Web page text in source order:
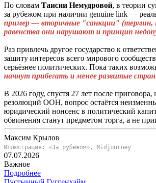
По словам Таисии Немудровой, в теории
за рубежом при наличии genuine link —
пример — вторичные "санкции" (термин,
равенства они нарушают и принцип
Раз привлечь другое государство к
защиту интересов всего мирового
серьёзнее политических. Пока таких
начнут прибегать и менее развитые
В 2026 году, спустя 27 лет после
резолюций ООН, вопрос остаётся
юридический нонсенс в политический
обвинения станут предметом торга, а не
Максим Крылов
Иллюстрация: «За рубежом», Midjourney
07.07.2026
Важное
Подробнее